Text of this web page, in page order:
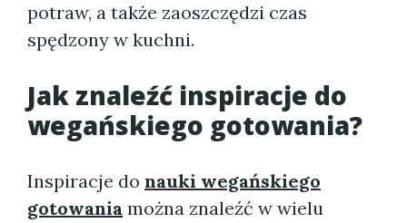
potraw, a także zaoszczędzi czas
spędzony w kuchni.
Jak znaleźć inspiracje do
wegańskiego gotowania?
Inspiracje do nauki wegańskiego
gotowania można znaleźć w wielu